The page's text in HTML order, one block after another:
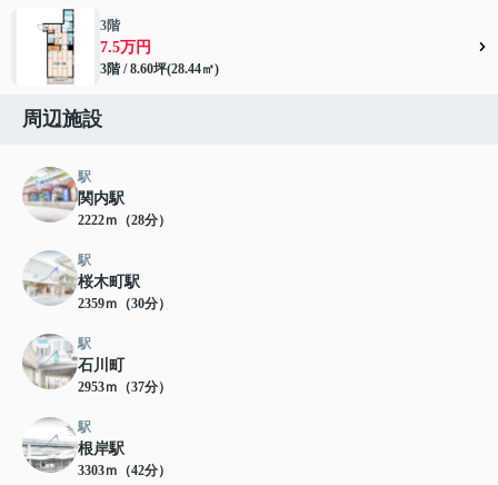
3階
7.5万円
3階 / 8.60坪(28.44㎡)
周辺施設
駅
関内駅
2222ｍ（28分）
駅
桜木町駅
2359ｍ（30分）
駅
石川町
2953ｍ（37分）
駅
根岸駅
3303ｍ（42分）